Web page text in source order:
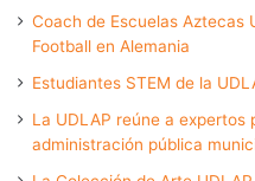
Coach de Escuelas Aztecas
Football en Alemania
Estudiantes STEM de la
La UDLAP reúne a expertos
administración pública